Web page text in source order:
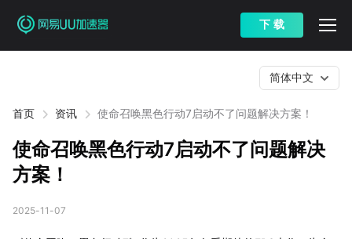
下 载
首页 资讯 使命召唤黑色行动7启动不了问题解决方案！
简体中文
使命召唤黑色行动7启动不了问题解决
方案！
2025-11-07